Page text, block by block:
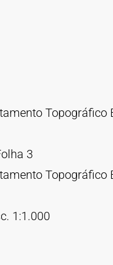
Topográfico
3
Topográfico
1:1.000